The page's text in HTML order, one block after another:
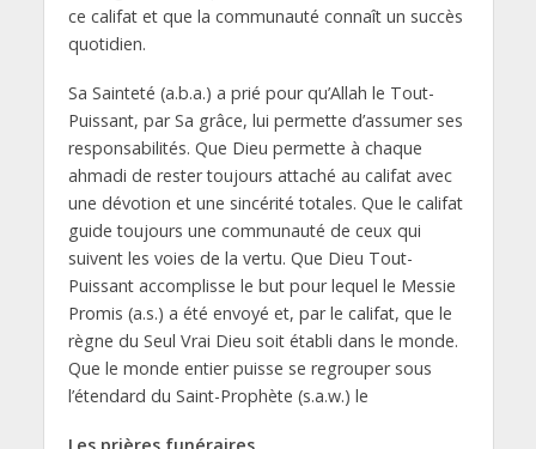
ce califat et que la communauté connaît un succès
quotidien.
Sa Sainteté (a.b.a.) a prié pour qu’Allah le Tout-
Puissant, par Sa grâce, lui permette d’assumer ses
responsabilités. Que Dieu permette à chaque
ahmadi de rester toujours attaché au califat avec
une dévotion et une sincérité totales. Que le califat
guide toujours une communauté de ceux qui
suivent les voies de la vertu. Que Dieu Tout-
Puissant accomplisse le but pour lequel le Messie
Promis (a.s.) a été envoyé et, par le califat, que le
règne du Seul Vrai Dieu soit établi dans le monde.
Que le monde entier puisse se regrouper sous
l’étendard du Saint-Prophète (s.a.w.) le